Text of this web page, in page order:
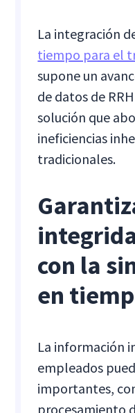
La integración
tiempo para el
supone un
de datos de
solución que
ineficiencias
tradicionales.
con la
en
La información
empleados
importantes,
procesamiento